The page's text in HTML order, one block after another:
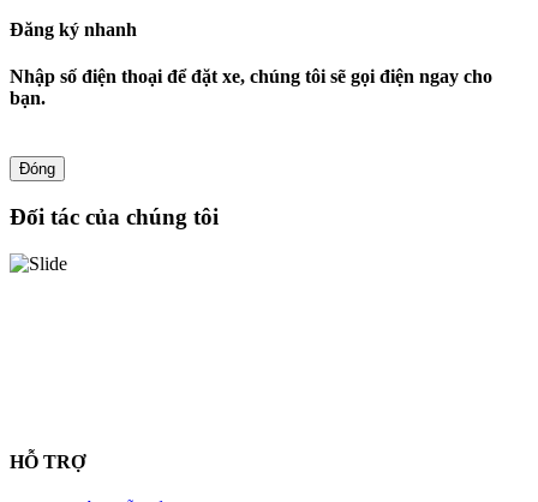
Đăng ký nhanh
Nhập số điện thoại để đặt xe, chúng tôi sẽ gọi điện ngay cho
bạn.
Đóng
Đối tác của chúng tôi
HỖ TRỢ